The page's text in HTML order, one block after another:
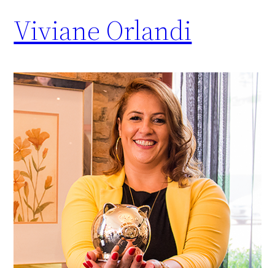
Viviane Orlandi